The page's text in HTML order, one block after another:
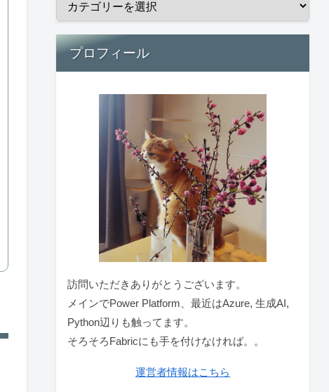
プロフィール
訪問いただきありがとうございます。
メインでPower Platform、最近はAzure, 生成AI,
Python辺りも触ってます。
そろそろFabricにも手を付けなければ。。
運営者情報はこちら